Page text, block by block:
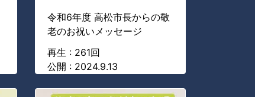
令和6年度 高松市長からの敬
老のお祝いメッセージ
再生 : 261回
公開 : 2024.9.13